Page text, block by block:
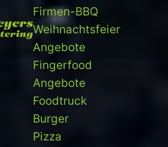
Firmen-BBQ
Weihnachtsfeier
Angebote
Fingerfood
Angebote
Foodtruck
Burger
Pizza